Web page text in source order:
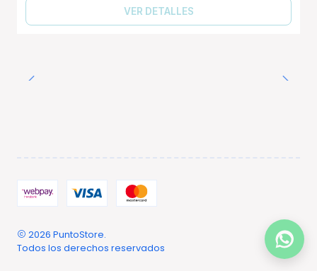
VER DETALLES
2026 PuntoStore.
Todos los derechos reservados